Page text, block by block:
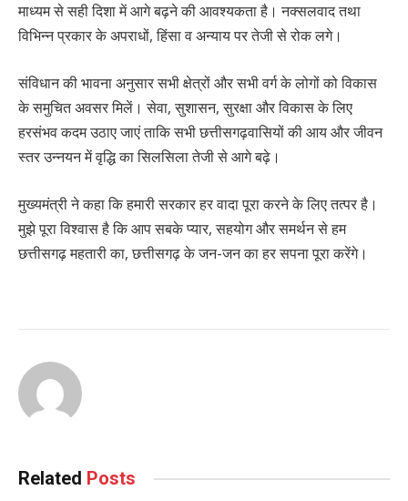
माध्यम से सही दिशा में आगे बढ़ने की आवश्यकता है। नक्सलवाद तथा
विभिन्न प्रकार के अपराधों, हिंसा व अन्याय पर तेजी से रोक लगे।
संविधान की भावना अनुसार सभी क्षेत्रों और सभी वर्ग के लोगों को विकास
के समुचित अवसर मिलें। सेवा, सुशासन, सुरक्षा और विकास के लिए
हरसंभव कदम उठाए जाएं ताकि सभी छत्तीसगढ़वासियों की आय और जीवन
स्तर उन्नयन में वृद्धि का सिलसिला तेजी से आगे बढ़े।
मुख्यमंत्री ने कहा कि हमारी सरकार हर वादा पूरा करने के लिए तत्पर है।
मुझे पूरा विश्वास है कि आप सबके प्यार, सहयोग और समर्थन से हम
छत्तीसगढ़ महतारी का, छत्तीसगढ़ के जन-जन का हर सपना पूरा करेंगे।
Related Posts